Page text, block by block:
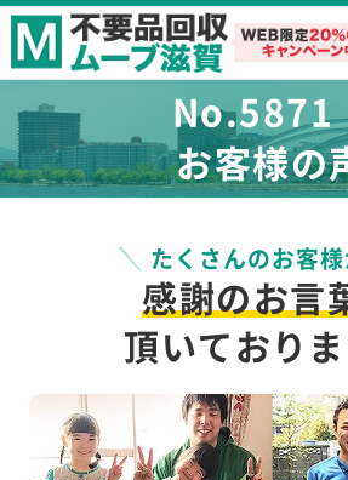
No.5871
お客様の
たくさんのお客
感謝のお言
頂いておりま